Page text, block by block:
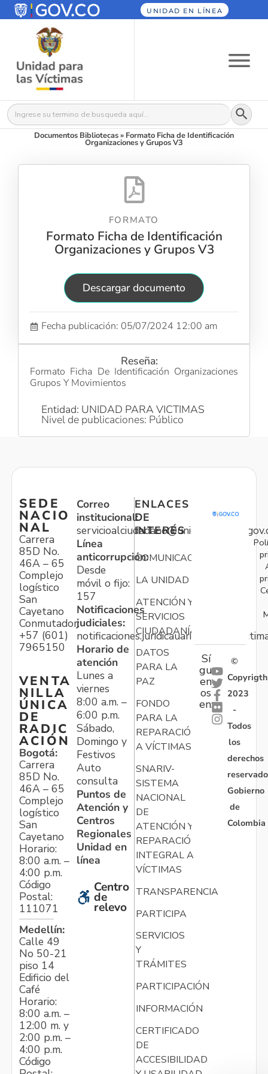
UNIDAD EN LÍNEA
Buscar: Botón
Documentos Bibliotecas» Formato Ficha de Identificación
Organizaciones y Grupos V3
FORMATO
Formato Ficha de Identificación
Organizaciones y Grupos V3
Descargar documento
Fecha publicación: 05/07/2024 12:00 am
Reseña:
Formato Ficha De Identificación Organizaciones
Grupos Y Movimientos
Entidad: UNIDAD PARA VICTIMAS
Nivel de publicaciones: Público
SEDE
NACIO
NAL
Carrera
85D No.
46A – 65
Complejo
logístico
San
Cayetano
Conmutador:
+57 (601)
7965150
VENTA
NILLA
ÚNICA
DE
RADIC
ACIÓN
Bogotá:
Carrera
85D No.
46A – 65
Complejo
logístico
San
Cayetano
Horario:
8:00 a.m. –
4:00 p.m.
Código
Postal:
111071
Medellín:
Calle 49
No 50-21
piso 14
Edificio del
Café
Horario:
8:00 a.m. –
12:00 m. y
2:00 p.m. –
4:00 p.m.
Código
Correo
institucional:
Línea
anticorrupción:
Desde
móvil o fijo:
157
Notificaciones
judiciales:
Horario de
atención
Lunes a
viernes
8:00 a.m. –
6:00 p.m.
Sábado,
Domingo y
Festivos
Auto
consulta
Puntos de
Atención y
Centros
Regionales
Unidad en
línea
Centro
de
relevo
ENLACES
DE
INTERÉS
COMUNICACIONES
LA UNIDAD
ATENCIÓN Y
SERVICIOS
CIUDADANÍA
DATOS
PARA LA
PAZ
FONDO
PARA LA
REPARACIÓN
A VÍCTIMAS
SNARIV-
SISTEMA
NACIONAL
DE
ATENCIÓN Y
REPARACIÓN
INTEGRAL A
VÍCTIMAS
TRANSPARENCIA
PARTICIPA
SERVICIOS
Y
TRÁMITES
PARTICIPACIÓN
INFORMACIÓN
CERTIFICADO
DE
ACCESIBILIDAD
Sí
gu
en
os
en:
©
Copyrigth
2023
-
Todos
los
derechos
Gobierno
de
Colombia